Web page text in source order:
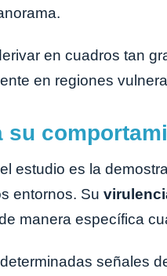
en cuadros tan
en regiones
su
estudio es la
entornos. Su
manera específica
señales